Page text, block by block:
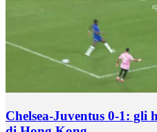
Chelsea-Juventus 0-1: gli